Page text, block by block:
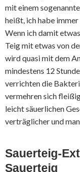
mit einem
heißt, ich habe
Wenn ich damit
Teig mit etwas von
wird quasi mit dem
mindestens 12
verrichten die
vermehren sich
leicht säuerlichen
verträglicher und
Sauerteig-
Sauerteig